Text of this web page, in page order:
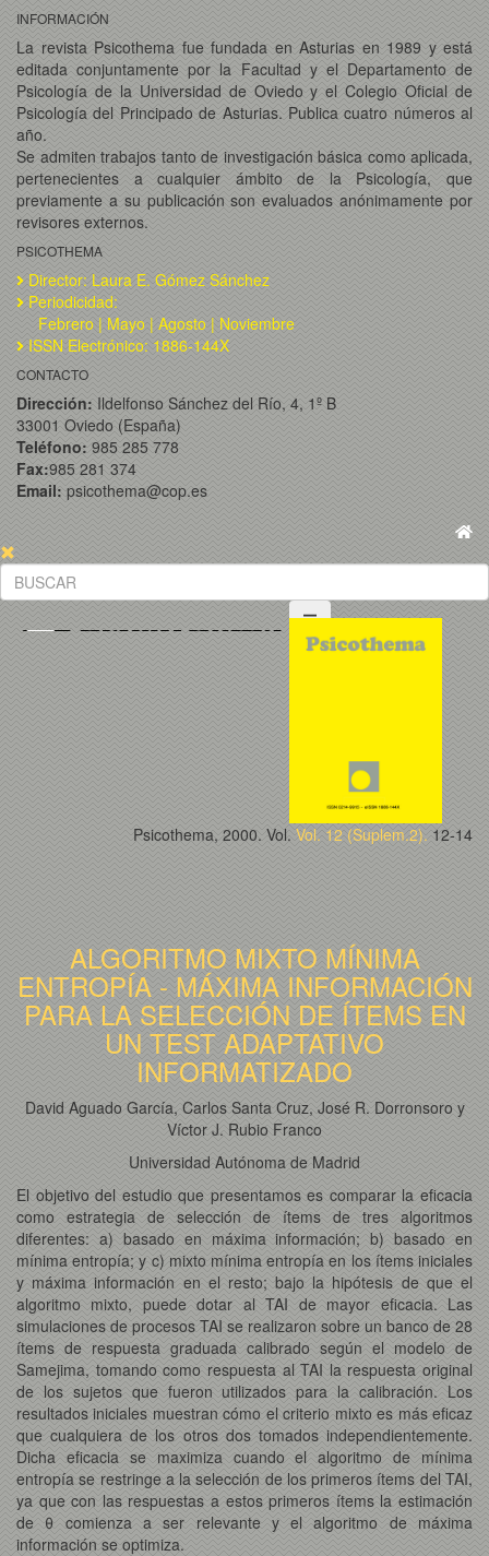
INFORMACIÓN
La revista Psicothema fue fundada en Asturias en 1989 y está
editada conjuntamente por la Facultad y el Departamento de
Psicología de la Universidad de Oviedo y el Colegio Oficial de
Psicología del Principado de Asturias. Publica cuatro números al
año.
Se admiten trabajos tanto de investigación básica como aplicada,
pertenecientes a cualquier ámbito de la Psicología, que
previamente a su publicación son evaluados anónimamente por
revisores externos.
PSICOTHEMA
Director: Laura E. Gómez Sánchez
Periodicidad:
Febrero | Mayo | Agosto | Noviembre
ISSN Electrónico: 1886-144X
CONTACTO
Dirección: Ildelfonso Sánchez del Río, 4, 1º B
33001 Oviedo (España)
Teléfono: 985 285 778
Fax:985 281 374
Email: psicothema@cop.es
Psicothema, 2000. Vol. Vol. 12 (Suplem.2). 12-14
ALGORITMO MIXTO MÍNIMA
ENTROPÍA - MÁXIMA INFORMACIÓN
PARA LA SELECCIÓN DE ÍTEMS EN
UN TEST ADAPTATIVO
INFORMATIZADO
David Aguado García, Carlos Santa Cruz, José R. Dorronsoro y
Víctor J. Rubio Franco
Universidad Autónoma de Madrid
El objetivo del estudio que presentamos es comparar la eficacia
como estrategia de selección de ítems de tres algoritmos
diferentes: a) basado en máxima información; b) basado en
mínima entropía; y c) mixto mínima entropía en los ítems iniciales
y máxima información en el resto; bajo la hipótesis de que el
algoritmo mixto, puede dotar al TAI de mayor eficacia. Las
simulaciones de procesos TAI se realizaron sobre un banco de 28
ítems de respuesta graduada calibrado según el modelo de
Samejima, tomando como respuesta al TAI la respuesta original
de los sujetos que fueron utilizados para la calibración. Los
resultados iniciales muestran cómo el criterio mixto es más eficaz
que cualquiera de los otros dos tomados independientemente.
Dicha eficacia se maximiza cuando el algoritmo de mínima
entropía se restringe a la selección de los primeros ítems del TAI,
ya que con las respuestas a estos primeros ítems la estimación
de θ comienza a ser relevante y el algoritmo de máxima
información se optimiza.